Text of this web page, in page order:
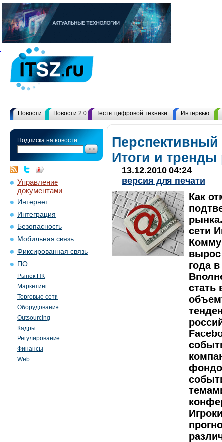
Новости Новости 2.0 Тесты цифровой техники Интервью
Подписка на новости:
Управление
документами
Интернет
Интеграция
Безопасность
Мобильная связь
Фиксированная связь
ПО
Рынок ПК
Маркетинг
Торговые сети
Оборудование
Outsourcing
Кадры
Регулирование
Финансы
Web
Итоги и тренды
13.12.2010 04:24
версия для печати
Как
сети
вырос
года
стать